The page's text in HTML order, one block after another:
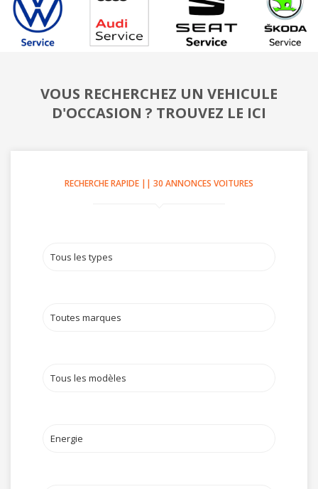
VOUS RECHERCHEZ UN VEHICULE
D'OCCASION ? TROUVEZ LE ICI
RECHERCHE RAPIDE || 30 ANNONCES VOITURES